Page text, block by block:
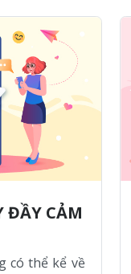
ĐẦY CẢM
có thể kể về